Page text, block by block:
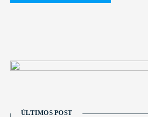
ÚLTIMOS POST